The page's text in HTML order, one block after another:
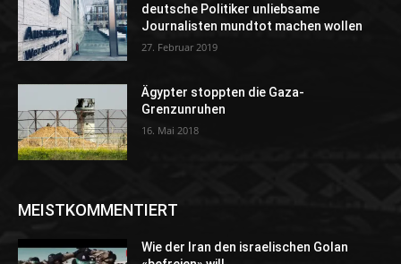
deutsche Politiker unliebsame
Journalisten mundtot machen wollen
27. Februar 2019
Ägypter stoppten die Gaza-
Grenzunruhen
16. Mai 2018
MEISTKOMMENTIERT
Wie der Iran den israelischen Golan